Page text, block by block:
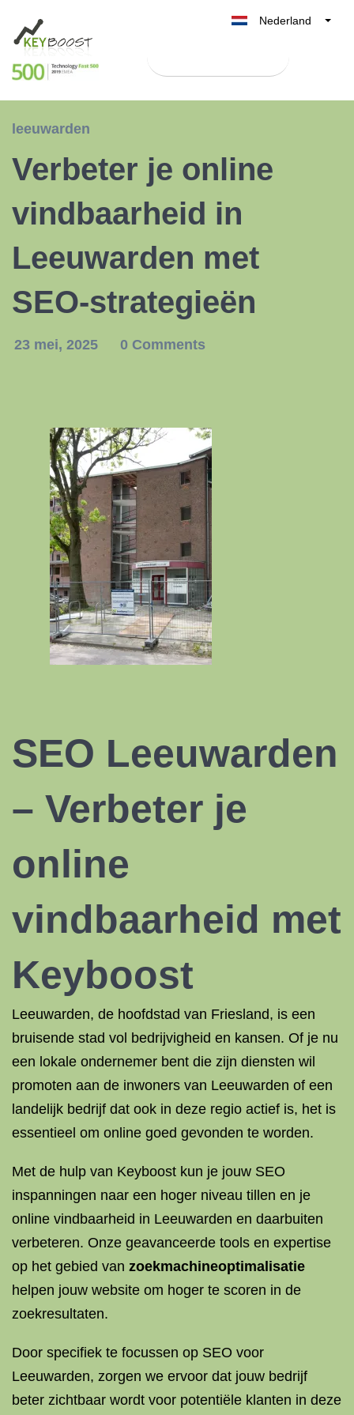
Nederland
België
España
leeuwarden
Verbeter je online
vindbaarheid in
Leeuwarden met
SEO-strategieën
23 mei, 2025 0 Comments
SEO Leeuwarden
– Verbeter je
online
vindbaarheid met
Keyboost
Leeuwarden, de hoofdstad van Friesland, is een
bruisende stad vol bedrijvigheid en kansen. Of je nu
een lokale ondernemer bent die zijn diensten wil
promoten aan de inwoners van Leeuwarden of een
landelijk bedrijf dat ook in deze regio actief is, het is
essentieel om online goed gevonden te worden.
Met de hulp van Keyboost kun je jouw SEO
inspanningen naar een hoger niveau tillen en je
online vindbaarheid in Leeuwarden en daarbuiten
verbeteren. Onze geavanceerde tools en expertise
op het gebied van zoekmachineoptimalisatie
helpen jouw website om hoger te scoren in de
zoekresultaten.
Door specifiek te focussen op SEO voor
Leeuwarden, zorgen we ervoor dat jouw bedrijf
beter zichtbaar wordt voor potentiële klanten in deze